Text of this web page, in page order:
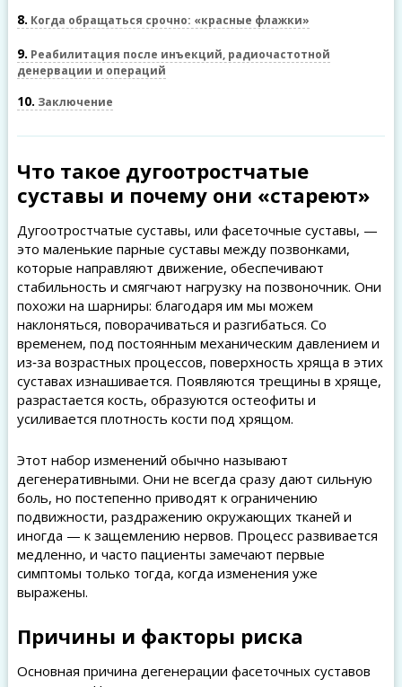
8 Когда обращаться срочно: «красные флажки»
9 Реабилитация после инъекций, радиочастотной
денервации и операций
10 Заключение
Что такое дугоотростчатые
суставы и почему они «стареют»
Дугоотростчатые суставы, или фасеточные суставы, —
это маленькие парные суставы между позвонками,
которые направляют движение, обеспечивают
стабильность и смягчают нагрузку на позвоночник. Они
похожи на шарниры: благодаря им мы можем
наклоняться, поворачиваться и разгибаться. Со
временем, под постоянным механическим давлением и
из‑за возрастных процессов, поверхность хряща в этих
суставах изнашивается. Появляются трещины в хряще,
разрастается кость, образуются остеофиты и
усиливается плотность кости под хрящом.
Этот набор изменений обычно называют
дегенеративными. Они не всегда сразу дают сильную
боль, но постепенно приводят к ограничению
подвижности, раздражению окружающих тканей и
иногда — к защемлению нервов. Процесс развивается
медленно, и часто пациенты замечают первые
симптомы только тогда, когда изменения уже
выражены.
Причины и факторы риска
Основная причина дегенерации фасеточных суставов